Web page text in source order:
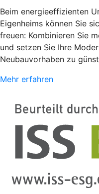
Beim energieeffizienten
Eigenheims können Sie
freuen: Kombinieren Sie
und setzen Sie Ihre
Neubauvorhaben zu
Mehr erfahren